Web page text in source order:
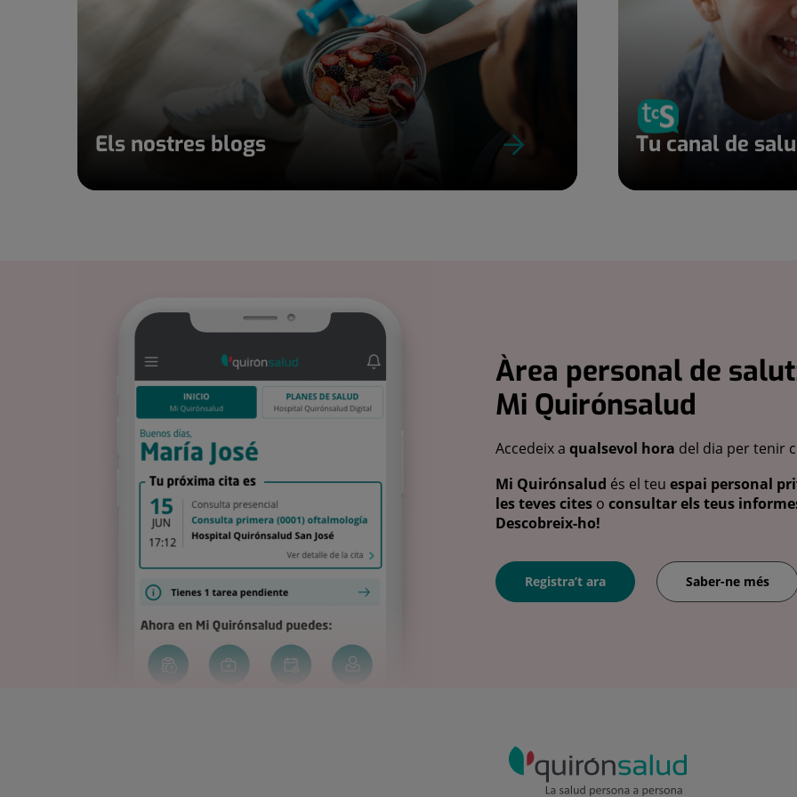
Els nostres blogs Tu canal de
Àrea personal de
Mi Quirónsalud
Accedeix a qualsevol hora del dia per tenir
Mi Quirónsalud és el teu espai personal
les teves cites o consultar els teus
Descobreix-ho!
Registra’t ara Saber-ne més